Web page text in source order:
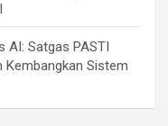
AI: Satgas PASTI
Kembangkan Sistem